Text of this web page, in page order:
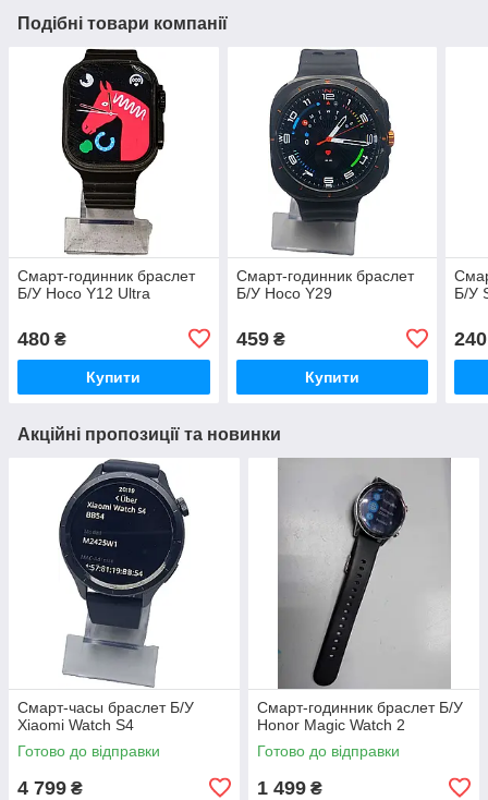
Подібні товари компанії
Смарт-годинник браслет
Б/У Hoco Y12 Ultra
480 ₴
Купити
Смарт-годинник браслет
Б/У Hoco Y29
459₴
Купити
Б/У
240
Акційні пропозиції та новинки
Смарт-часы браслет Б/У
Xiaomi Watch S4
Готово до відправки
4 799 ₴
Смарт-годинник браслет Б/У
Honor Magic Watch 2
Готово до відправки
1 499 ₴